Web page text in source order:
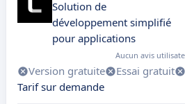
Solution de
développement simplifié
pour applications
Aucun avis
Version gratuite Essai gratuit
Tarif sur demande